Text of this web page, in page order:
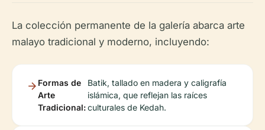
La colección permanente de la galería abarca arte
malayo tradicional y moderno, incluyendo:
Formas de
Arte
Tradicional:
Batik, tallado en madera y caligrafía
islámica, que reflejan las raíces
culturales de Kedah.